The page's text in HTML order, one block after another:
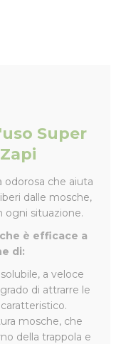
Super
odorosa che aiuta
dalle mosche,
ogni situazione.
è efficace a
di:
a veloce
di attrarre le
mosche, che
della trappola e